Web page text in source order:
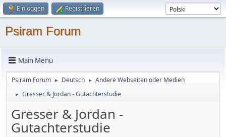
Einloggen Registrieren
Psiram Forum
Main Menu
Psiram Forum ► Deutsch ► Andere Webseiten oder Medien
► Gresser & Jordan - Gutachterstudie
Gresser & Jordan -
Gutachterstudie